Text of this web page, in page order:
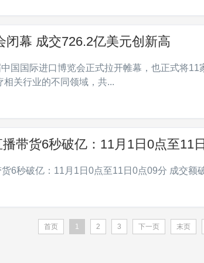
闭幕 成交726.2亿美元创新高
国国际进口博览会正式拉开帷幕，也正式将
相关行业的不同领域，共...
播带货6秒破亿：11月1日0点至11
货6秒破亿：11月1日0点至11日0点09分 成交额
首页 1 2 3 下一页 末页